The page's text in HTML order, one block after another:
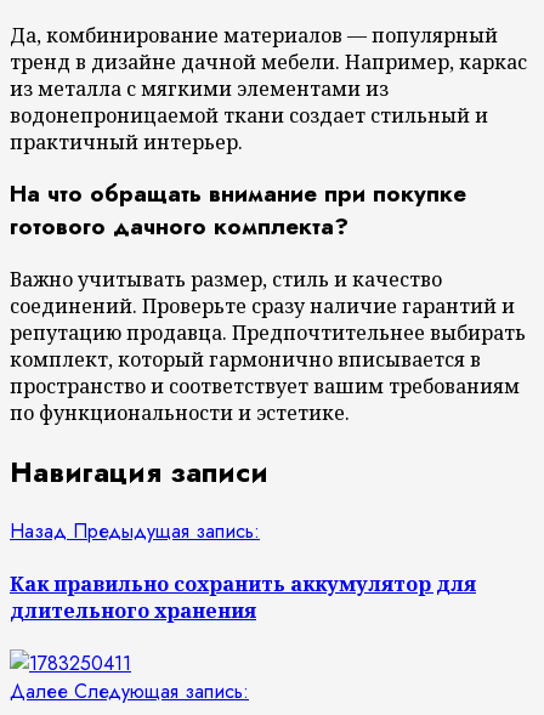
Да, комбинирование материалов — популярный
тренд в дизайне дачной мебели. Например, каркас
из металла с мягкими элементами из
водонепроницаемой ткани создает стильный и
практичный интерьер.
На что обращать внимание при покупке
готового дачного комплекта?
Важно учитывать размер, стиль и качество
соединений. Проверьте сразу наличие гарантий и
репутацию продавца. Предпочтительнее выбирать
комплект, который гармонично вписывается в
пространство и соответствует вашим требованиям
по функциональности и эстетике.
Навигация записи
Назад Предыдущая запись:
Как правильно сохранить аккумулятор для
длительного хранения
Далее Следующая запись: